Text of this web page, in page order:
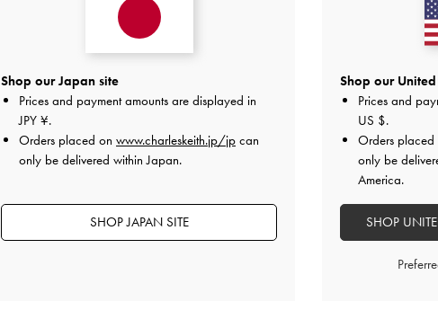
Shop our Japan site
Prices and payment amounts are displayed in
JPY ¥.
Orders placed on www.charleskeith.jp/jp can
only be delivered within Japan.
SHOP JAPAN SITE
Shop our
Prices and
US $.
Orders placed
only be
America.
SHOP